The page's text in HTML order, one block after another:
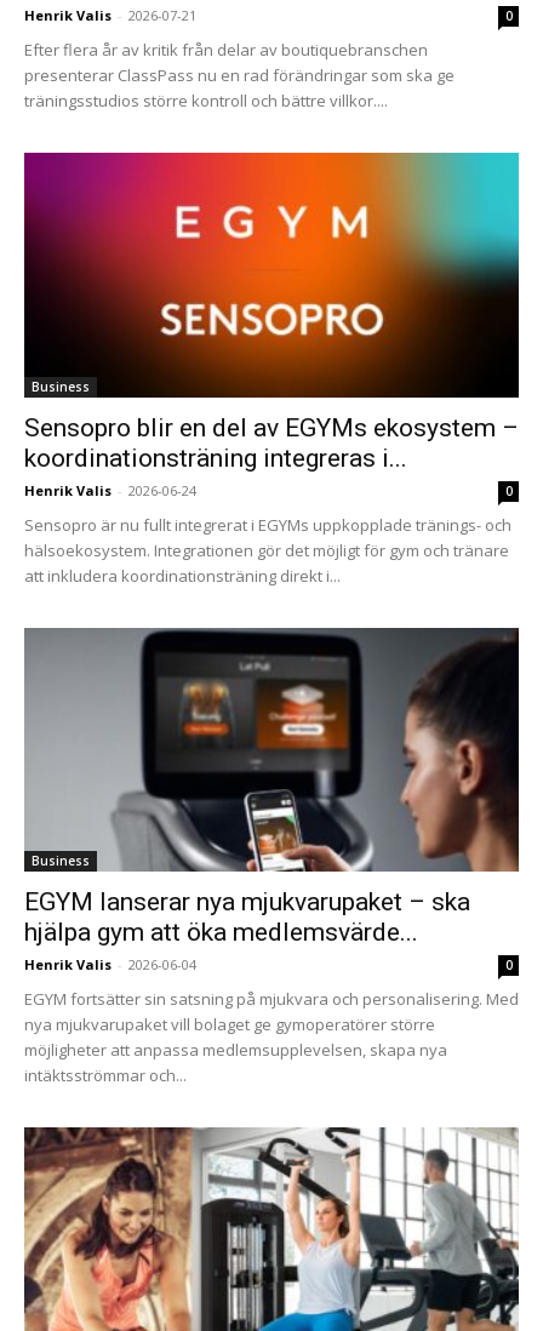
Henrik Valis - 2026-07-21 0
Efter flera år av kritik från delar av boutiquebranschen
presenterar ClassPass nu en rad förändringar som ska ge
träningsstudios större kontroll och bättre villkor....
Business
Sensopro blir en del av EGYMs ekosystem –
koordinationsträning integreras i...
Henrik Valis - 2026-06-24 0
Sensopro är nu fullt integrerat i EGYMs uppkopplade tränings- och
hälsoekosystem. Integrationen gör det möjligt för gym och tränare
att inkludera koordinationsträning direkt i...
Business
EGYM lanserar nya mjukvarupaket – ska
hjälpa gym att öka medlemsvärde...
Henrik Valis - 2026-06-04 0
EGYM fortsätter sin satsning på mjukvara och personalisering. Med
nya mjukvarupaket vill bolaget ge gymoperatörer större
möjligheter att anpassa medlemsupplevelsen, skapa nya
intäktsströmmar och...